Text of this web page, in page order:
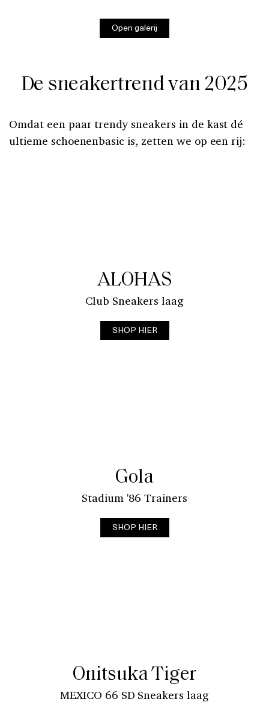
Open galerij
De sneakertrend van 2025
Omdat een paar trendy sneakers in de kast dé
ultieme schoenenbasic is, zetten we op een rij:
ALOHAS
Club Sneakers laag
SHOP HIER
Gola
Stadium '86 Trainers
SHOP HIER
Onitsuka Tiger
MEXICO 66 SD Sneakers laag